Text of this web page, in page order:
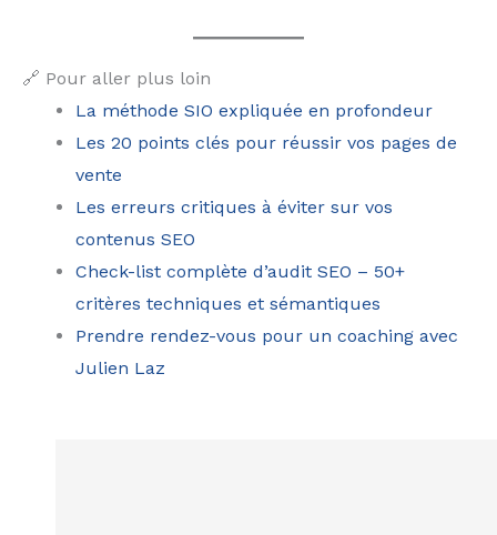
🔗 Pour aller plus loin
La méthode SIO expliquée en profondeur
Les 20 points clés pour réussir vos pages de
vente
Les erreurs critiques à éviter sur vos
contenus SEO
Check-list complète d’audit SEO – 50+
critères techniques et sémantiques
Prendre rendez-vous pour un coaching avec
Julien Laz